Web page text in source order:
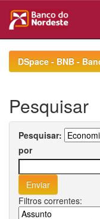
navigationDSpace - BNB -
Pesquisar
Pesquisar:
por
Filtros correntes: